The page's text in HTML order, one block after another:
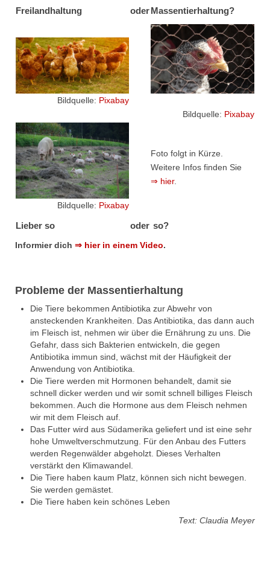
Freilandhaltung oderMassentierhaltung?
Bildquelle: Pixabay
Bildquelle: Pixabay
Bildquelle: Pixabay
Foto folgt in Kürze.
Weitere Infos finden Sie
⇒ hier.
Lieber so oder so?
Informier dich ⇒ hier in einem Video.
Probleme der Massentierhaltung
Die Tiere bekommen Antibiotika zur Abwehr von
ansteckenden Krankheiten. Das Antibiotika, das dann auch
im Fleisch ist, nehmen wir über die Ernährung zu uns. Die
Gefahr, dass sich Bakterien entwickeln, die gegen
Antibiotika immun sind, wächst mit der Häufigkeit der
Anwendung von Antibiotika.
Die Tiere werden mit Hormonen behandelt, damit sie
schnell dicker werden und wir somit schnell billiges Fleisch
bekommen. Auch die Hormone aus dem Fleisch nehmen
wir mit dem Fleisch auf.
Das Futter wird aus Südamerika geliefert und ist eine sehr
hohe Umweltverschmutzung. Für den Anbau des Futters
werden Regenwälder abgeholzt. Dieses Verhalten
verstärkt den Klimawandel.
Die Tiere haben kaum Platz, können sich nicht bewegen.
Sie werden gemästet.
Die Tiere haben kein schönes Leben
Text: Claudia Meyer